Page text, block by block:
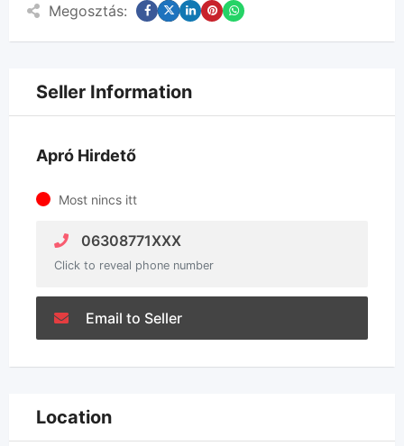
Megosztás:
Seller Information
Apró Hirdető
Most nincs itt
06308771XXX
Click to reveal phone number
Email to Seller
Location